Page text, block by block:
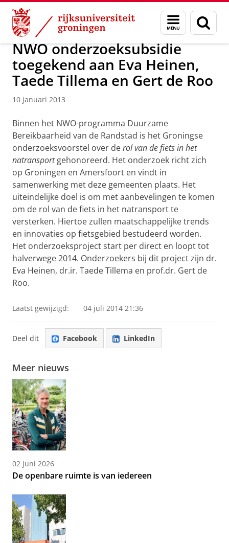
Skip
Content
Skip
Navigation
Menu
en
zoeken
Over ons Actueel Nieuws Nieuwsberichten
NWO onderzoeksubsidie
toegekend aan Eva Heinen,
Taede Tillema en Gert de Roo
10 januari 2013
Binnen het NWO-programma Duurzame
Bereikbaarheid van de Randstad is het Groningse
onderzoeksvoorstel over derol van de fiets in het
natransportgehonoreerd. Het onderzoek richt zich
op Groningen en Amersfoort en vindt in
samenwerking met deze gemeenten plaats. Het
uiteindelijke doel is om met aanbevelingen te komen
om de rol van de fiets in het natransport te
versterken. Hiertoe zullen maatschappelijke trends
en innovaties op fietsgebied bestudeerd worden.
Het onderzoeksproject start per direct en loopt tot
halverwege 2014. Onderzoekers bij dit project zijn dr.
Eva Heinen, dr.ir. Taede Tillema en prof.dr. Gert de
Roo.
Laatst gewijzigd: 04 juli 2014 21:36
Deel dit Facebook LinkedIn
Meer nieuws
02 juni 2026
De openbare ruimte is van iedereen